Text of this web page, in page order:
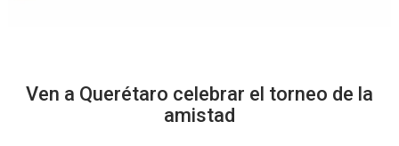
Ven a Querétaro celebrar el torneo de la
amistad